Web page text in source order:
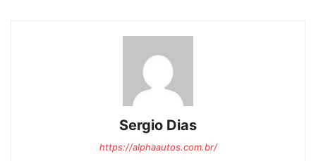
Sergio Dias
https://alphaautos.com.br/